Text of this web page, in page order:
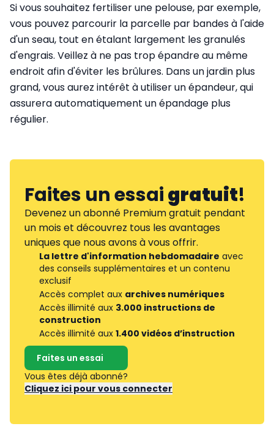
Si vous souhaitez fertiliser une pelouse, par exemple,
vous pouvez parcourir la parcelle par bandes à l'aide
d'un seau, tout en étalant largement les granulés
d'engrais. Veillez à ne pas trop épandre au même
endroit afin d'éviter les brûlures. Dans un jardin plus
grand, vous aurez intérêt à utiliser un épandeur, qui
assurera automatiquement un épandage plus
régulier.
Faites un essaigratuit!
Devenez un abonné Premium gratuit pendant
un mois et découvrez tous les avantages
uniques que nous avons à vous offrir.
La lettre d'information hebdomadaire avec
des conseils supplémentaires et un contenu
exclusif
Accès complet aux archives numériques
Accès illimité aux 3.000 instructions de
construction
Accès illimité aux 1.400 vidéos d’instruction
Faites un essai
Vous êtes déjà abonné?
Cliquez ici pour vous connecter